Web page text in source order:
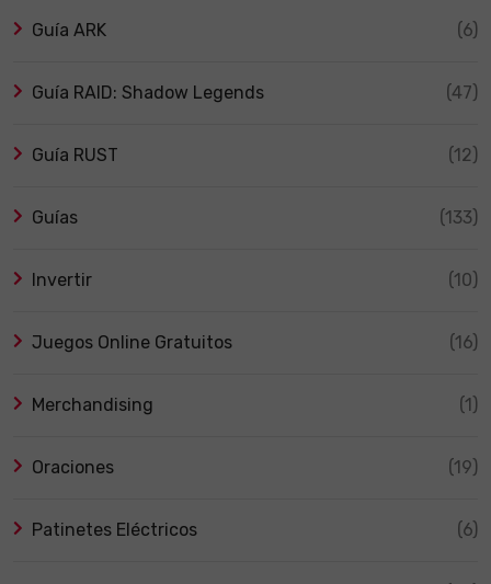
Guía ARK (6)
Guía RAID: Shadow Legends (47)
Guía RUST (12)
Guías (133)
Invertir (10)
Juegos Online Gratuitos (16)
Merchandising (1)
Oraciones (19)
Patinetes Eléctricos (6)